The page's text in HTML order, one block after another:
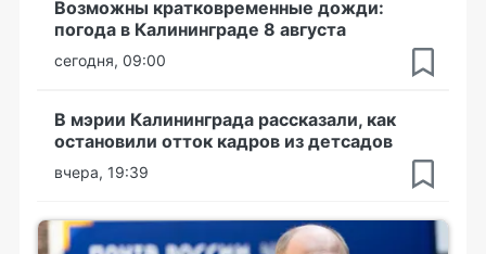
Возможны кратковременные дожди:
погода в Калининграде 8 августа
сегодня, 09:00
В мэрии Калининграда рассказали, как
остановили отток кадров из детсадов
вчера, 19:39